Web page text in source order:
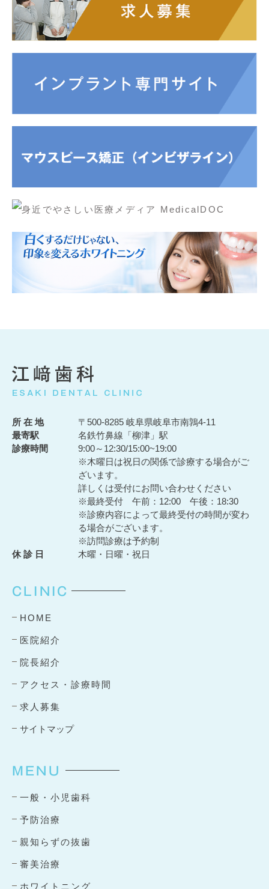
所 在 地
〒500-8285 岐阜県岐阜市南鶉4-11
最寄駅
名鉄竹鼻線「柳津」駅
診療時間
9:00～12:30/15:00~19:00
※木曜日は祝日の関係で診療する場合がご
ざいます。
詳しくは受付にお問い合わせください
※最終受付 午前：12:00 午後：18:30
※診療内容によって最終受付の時間が変わ
る場合がございます。
※訪問診療は予約制
休 診 日
木曜・日曜・祝日
CLINIC
HOME
医院紹介
院長紹介
アクセス・診療時間
求人募集
サイトマップ
MENU
一般・小児歯科
予防治療
親知らずの抜歯
審美治療
ホワイトニング